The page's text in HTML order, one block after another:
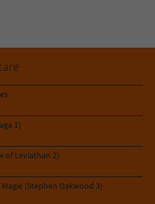
1)
of Leviathan 2)
(Stephen Oakwood 3)